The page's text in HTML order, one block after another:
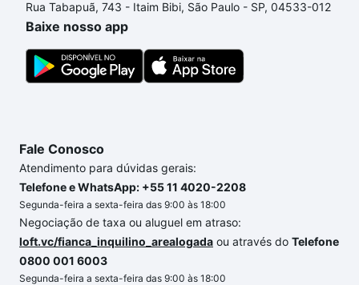
processo de compra, veja em nosso portal quanto
custa comprar um apartamento
gente para comprar o imóvel dos seus sonhos com
segurança e conforto. Loft, com você até as
Rua Tabapuã, 743 - Itaim Bibi, São Paulo - SP, 04533-012
Baixe nosso app
Fale Conosco
Atendimento para dúvidas gerais:
Telefone e WhatsApp: +55 11 4020-2208
Segunda-feira a sexta-feira das 9:00 às 18:00
Negociação de taxa ou aluguel em atraso:
loft.vc/fianca_inquilino_arealogada ou através do Telefone
0800 001 6003
Segunda-feira a sexta-feira das 9:00 às 18:00